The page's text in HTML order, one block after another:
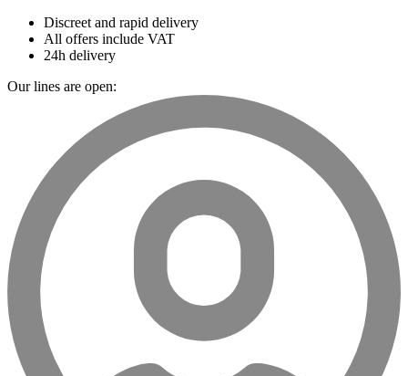
Discreet and rapid delivery
All offers include VAT
24h delivery
Our lines are open: